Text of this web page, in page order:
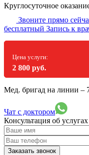
Круглосуточное
Звоните прямо
бесплатный Запись к
Цена услуги:
2 800 руб.
Мед. бригад на линии –
Чат с доктором
Консультация об услугах
Заказать звонок